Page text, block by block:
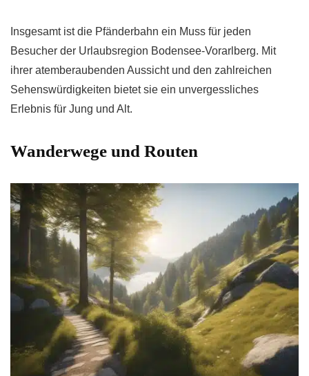
Insgesamt ist die Pfänderbahn ein Muss für jeden
Besucher der Urlaubsregion Bodensee-Vorarlberg. Mit
ihrer atemberaubenden Aussicht und den zahlreichen
Sehenswürdigkeiten bietet sie ein unvergessliches
Erlebnis für Jung und Alt.
Wanderwege und Routen